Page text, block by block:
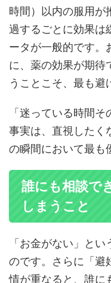
時間）以内の服用が
過するごとに効果は
ータが一般的です。
に、薬の効果が期待
うことこそ、最も避
「迷っている時間
事実は、直視したく
の瞬間において最も
誰にも相談で
しまうこと
「お金がない」と
のです。さらに「避
情が重なると、誰に